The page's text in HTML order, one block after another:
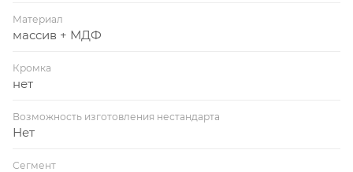
Материал
массив + МДФ
Кромка
нет
Возможность изготовления нестандарта
Нет
Сегмент